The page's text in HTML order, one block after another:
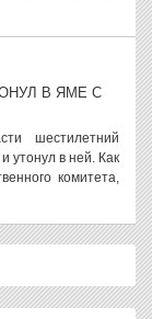
В ЯМЕ С
шестилетний
утонул в ней. Как
комитета,